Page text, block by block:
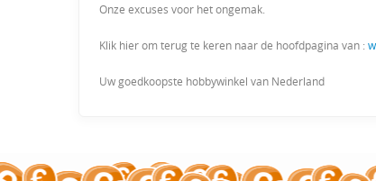
Onze excuses voor het ongemak.
Klik hier om terug te keren naar de hoofdpagina van : w
Uw goedkoopste hobbywinkel van Nederland